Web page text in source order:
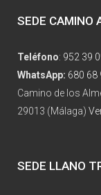
SEDE CAMINO
Teléfono: 952 39
WhatsApp: 680 68
Camino de los
29013 (Málaga)
SEDE LLANO